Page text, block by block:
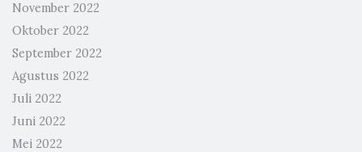
November 2022
Oktober 2022
September 2022
Agustus 2022
Juli 2022
Juni 2022
Mei 2022